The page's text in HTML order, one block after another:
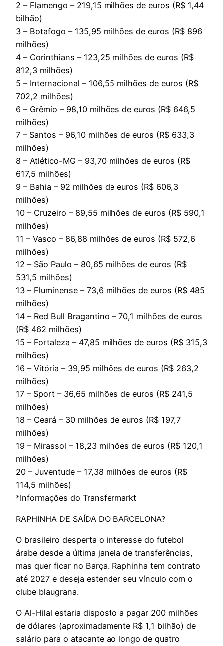
2 – Flamengo – 219,15 milhões de euros (R$ 1,44
bilhão)
3 – Botafogo – 135,95 milhões de euros (R$ 896
milhões)
4 – Corinthians – 123,25 milhões de euros (R$
812,3 milhões)
5 – Internacional – 106,55 milhões de euros (R$
702,2 milhões)
6 – Grêmio – 98,10 milhões de euros (R$ 646,5
milhões)
7 – Santos – 96,10 milhões de euros (R$ 633,3
milhões)
8 – Atlético-MG – 93,70 milhões de euros (R$
617,5 milhões)
9 – Bahia – 92 milhões de euros (R$ 606,3
milhões)
10 – Cruzeiro – 89,55 milhões de euros (R$ 590,1
milhões)
11 – Vasco – 86,88 milhões de euros (R$ 572,6
milhões)
12 – São Paulo – 80,65 milhões de euros (R$
531,5 milhões)
13 – Fluminense – 73,6 milhões de euros (R$ 485
milhões)
14 – Red Bull Bragantino – 70,1 milhões de euros
(R$ 462 milhões)
15 – Fortaleza – 47,85 milhões de euros (R$ 315,3
milhões)
16 – Vitória – 39,95 milhões de euros (R$ 263,2
milhões)
17 – Sport – 36,65 milhões de euros (R$ 241,5
milhões)
18 – Ceará – 30 milhões de euros (R$ 197,7
milhões)
19 – Mirassol – 18,23 milhões de euros (R$ 120,1
milhões)
20 – Juventude – 17,38 milhões de euros (R$
114,5 milhões)
*Informações do Transfermarkt
RAPHINHA DE SAÍDA DO BARCELONA?
O brasileiro desperta o interesse do futebol
árabe desde a última janela de transferências,
mas quer ficar no Barça. Raphinha tem contrato
até 2027 e deseja estender seu vínculo com o
clube blaugrana.
O Al-Hilal estaria disposto a pagar 200 milhões
de dólares (aproximadamente R$ 1,1 bilhão) de
salário para o atacante ao longo de quatro